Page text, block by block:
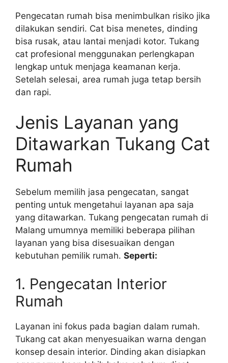
Pengecatan rumah bisa menimbulkan risiko jika
dilakukan sendiri. Cat bisa menetes, dinding
bisa rusak, atau lantai menjadi kotor. Tukang
cat profesional menggunakan perlengkapan
lengkap untuk menjaga keamanan kerja.
Setelah selesai, area rumah juga tetap bersih
dan rapi.
Jenis Layanan yang
Ditawarkan Tukang Cat
Rumah
Sebelum memilih jasa pengecatan, sangat
penting untuk mengetahui layanan apa saja
yang ditawarkan. Tukang pengecatan rumah di
Malang umumnya memiliki beberapa pilihan
layanan yang bisa disesuaikan dengan
kebutuhan pemilik rumah. Seperti:
1. Pengecatan Interior
Rumah
Layanan ini fokus pada bagian dalam rumah.
Tukang cat akan menyesuaikan warna dengan
konsep desain interior. Dinding akan disiapkan